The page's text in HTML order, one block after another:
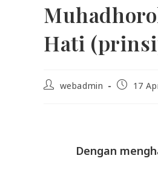
Hati
Postwebadmin
Post17
Dengan